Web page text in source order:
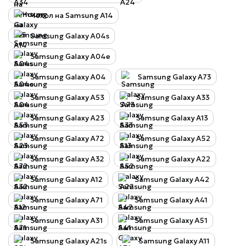
Чохол на Samsung A14
Samsung Galaxy A04s
Samsung Galaxy A04e
Samsung Galaxy A04 Samsung Galaxy A73
Samsung Galaxy A53 Samsung Galaxy A33
Samsung Galaxy A23 Samsung Galaxy A13
Samsung Galaxy A72 Samsung Galaxy A52
Samsung Galaxy A32 Samsung Galaxy A22
Samsung Galaxy A12 Samsung Galaxy A42
Samsung Galaxy A71 Samsung Galaxy A41
Samsung Galaxy A31 Samsung Galaxy A51
Samsung Galaxy A21s Samsung Galaxy A11